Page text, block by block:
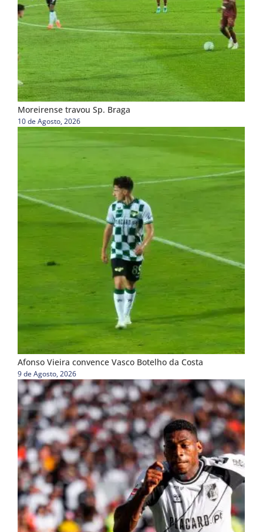
Moreirense travou Sp. Braga
10 de Agosto, 2026
Afonso Vieira convence Vasco Botelho da Costa
9 de Agosto, 2026